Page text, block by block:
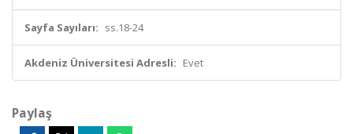
Sayfa Sayıları: ss.18-24
Akdeniz Üniversitesi Adresli: Evet
Paylaş